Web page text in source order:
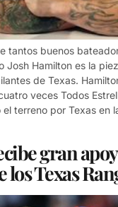
tantos buenos
Josh Hamilton es la
de Texas.
veces Todos
terreno por Texas en
gran
los Texas